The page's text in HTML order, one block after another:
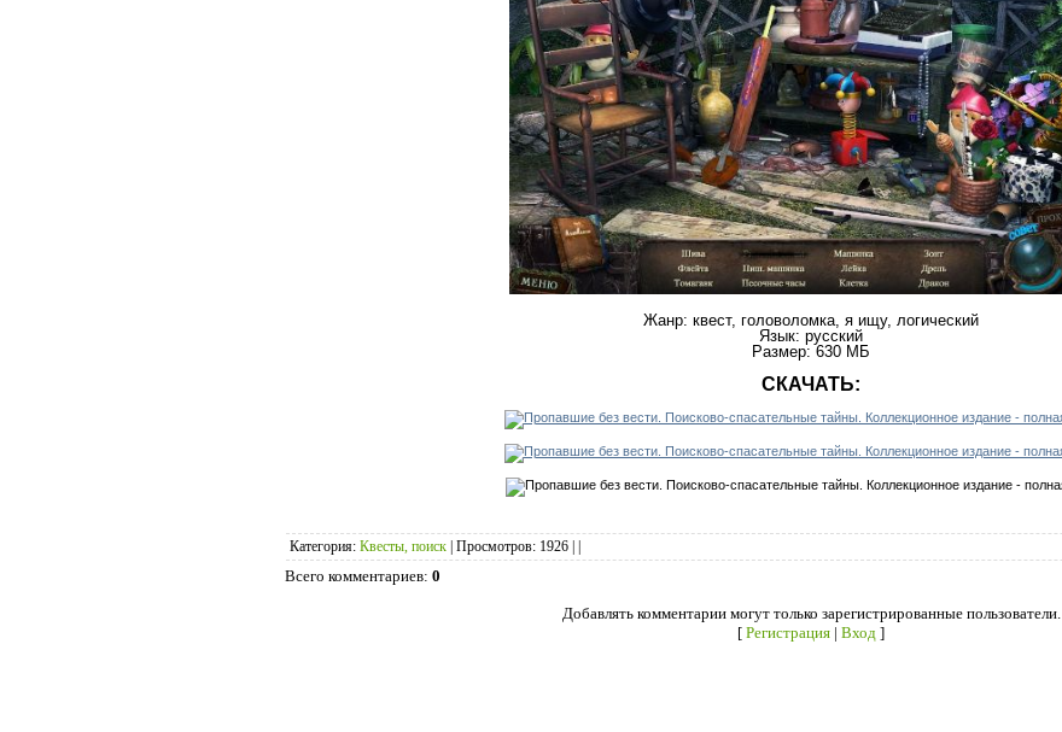
Жанр: квест, головоломка, я ищу, логический
Язык: русский
Размер: 630 МБ
СКАЧАТЬ:
Категория: Квесты, поиск Просмотров: 1926
Всего комментариев: 0
Добавлять комментарии могут только зарегистрированные пользователи.
[ Регистрация | Вход ]